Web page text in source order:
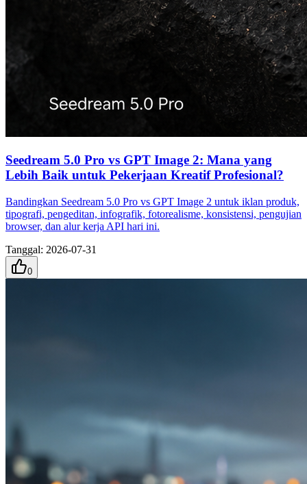
Seedream 5.0 Pro vs GPT Image 2: Mana yang
Lebih Baik untuk Pekerjaan Kreatif Profesional?
Bandingkan Seedream 5.0 Pro vs GPT Image 2 untuk iklan produk,
tipografi, pengeditan, infografik, fotorealisme, konsistensi, pengujian
browser, dan alur kerja API hari ini.
Tanggal: 2026-07-31
0